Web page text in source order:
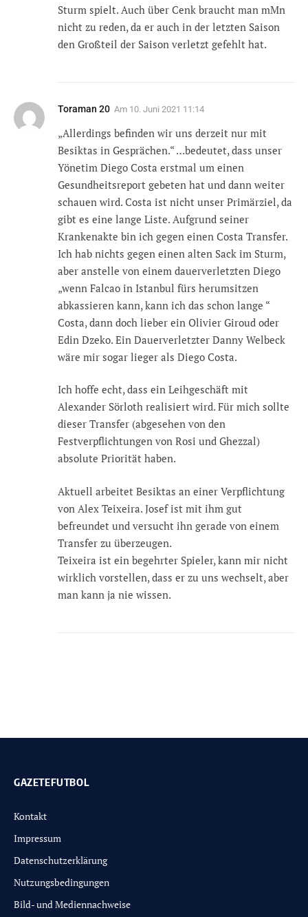
Sturm spielt. Auch über Cenk braucht man mMn
nicht zu reden, da er auch in der letzten Saison
den Großteil der Saison verletzt gefehlt hat.
Toraman 20 Am 10. Juni 2021 11:14
„Allerdings befinden wir uns derzeit nur mit
Besiktas in Gesprächen.“ …bedeutet, dass unser
Yönetim Diego Costa erstmal um einen
Gesundheitsreport gebeten hat und dann weiter
schauen wird. Costa ist nicht unser Primärziel, da
gibt es eine lange Liste. Aufgrund seiner
Krankenakte bin ich gegen einen Costa Transfer.
Ich hab nichts gegen einen alten Sack im Sturm,
aber anstelle von einem dauerverletzten Diego
„wenn Falcao in Istanbul fürs herumsitzen
abkassieren kann, kann ich das schon lange “
Costa, dann doch lieber ein Olivier Giroud oder
Edin Dzeko. Ein Dauerverletzter Danny Welbeck
wäre mir sogar lieger als Diego Costa.
Ich hoffe echt, dass ein Leihgeschäft mit
Alexander Sörloth realisiert wird. Für mich sollte
dieser Transfer (abgesehen von den
Festverpflichtungen von Rosi und Ghezzal)
absolute Priorität haben.
Aktuell arbeitet Besiktas an einer Verpflichtung
von Alex Teixeira. Josef ist mit ihm gut
befreundet und versucht ihn gerade von einem
Transfer zu überzeugen.
Teixeira ist ein begehrter Spieler, kann mir nicht
wirklich vorstellen, dass er zu uns wechselt, aber
man kann ja nie wissen.
GAZETEFUTBOL
Kontakt
Impressum
Datenschutzerklärung
Nutzungsbedingungen
Bild- und Mediennachweise